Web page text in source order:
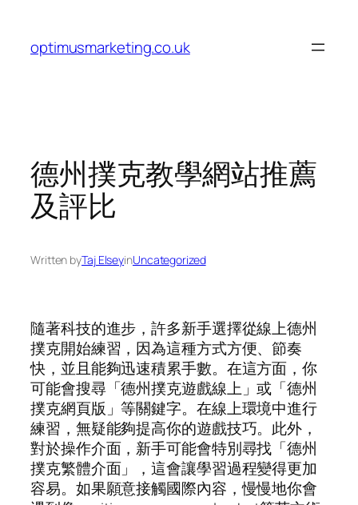
content
optimusmarketing.co.uk
德州撲克教學網站推薦
及評比
Written byTaj ElseyinUncategorized
隨著科技的進步，許多新手選擇從線上德州
撲克開始練習，因為這種方式方便、節奏
快，並且能夠迅速積累手數。在這方面，你
可能會搜尋「德州撲克遊戲線上」或「德州
撲克網頁版」等關鍵字。在線上環境中進行
練習，無疑能夠提高你的遊戲技巧。此外，
對於操作介面，新手可能會特別尋找「德州
撲克繁體介面」，這會讓學習過程變得更加
容易。如果願意接觸國際內容，慢慢地你會